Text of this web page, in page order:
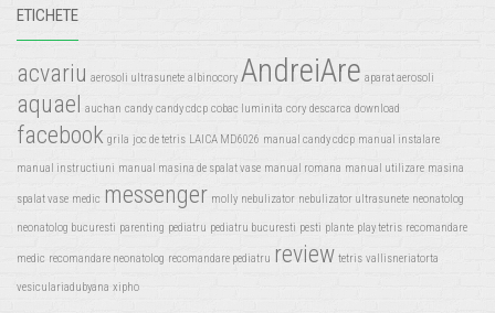
ETICHETE
acvariu aerosoli ultrasunete albinocory AndreiAre aparat aerosoli
aquael auchan candy candy cdcp cobac luminita cory descarca download
facebook grila joc de tetris LAICA MD6026 manual candy cdcp manual instalare
manual instructiuni manual masina de spalat vase manual romana manual utilizare masina
spalat vase medic messenger molly nebulizator nebulizator ultrasunete neonatolog
neonatolog bucuresti parenting pediatru pediatru bucuresti pesti plante play tetris recomandare
medic recomandare neonatolog recomandare pediatru review tetris vallisneriatorta
vesiculariadubyana xipho